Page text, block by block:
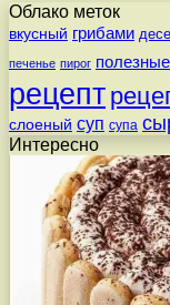
Облако меток
вкусный грибами
печенье пирог полезные
рецепт
слоеный суп супа
Интересно